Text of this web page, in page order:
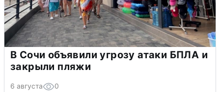
В Сочи объявили угрозу атаки БПЛА и
закрыли пляжи
6 августа 0